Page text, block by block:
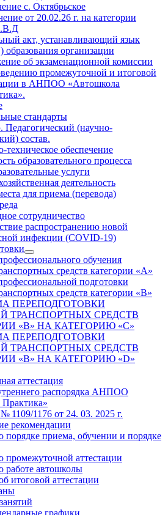
с. Октябрьское
от 20.02.26 г. на категории
акт, устанавливающий язык
образования организации
об экзаменационной комиссии
промежуточной и итоговой
в АНПОО «Автошкола
стандарты
Педагогический (научно-
состав.
техническое обеспечение
образовательного процесса
услуги
деятельность
для приема (перевода)
сотрудничество
распространению новой
инфекции (COVID-19)
обучения
средств категории «А»
подготовки
средств категории «В»
ПЕРЕПОДГОТОВКИ
ТРАНСПОРТНЫХ СРЕДСТВ
«B» НА КАТЕГОРИЮ «C»
ПЕРЕПОДГОТОВКИ
ТРАНСПОРТНЫХ СРЕДСТВ
«B» НА КАТЕГОРИЮ «D»
аттестация
распорядка АНПОО
1109/1176 от 24. 03. 2025 г.
рекомендации
порядке приема, обучении и порядке
промежуточной аттестации
работе автошколы
итоговой аттестации
графики